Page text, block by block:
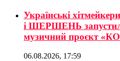
Українські
і ШЕРШЕНЬ
музичний проєкт
06.08.2026, 17:59